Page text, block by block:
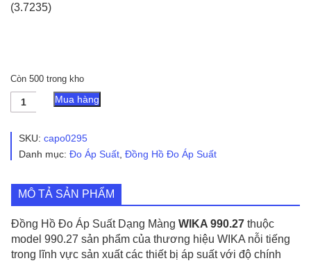
(3.7235)
Còn 500 trong kho
Đồng
Hồ
Áp
Dạng
WIKA
990.27
số
lượng
Mua hàng
SKU: capo0295
Danh mục: Đo Áp Suất, Đồng Hồ Đo Áp Suất
MÔ TẢ SẢN PHẨM
Đồng Hồ Đo Áp Suất Dạng Màng WIKA 990.27 thuộc
model 990.27 sản phẩm của thương hiệu WIKA nỗi tiếng
trong lĩnh vực sản xuất các thiết bị áp suất với độ chính